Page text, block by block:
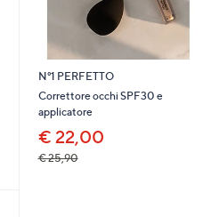
N°1 PERFETTO
Correttore occhi SPF30 e
applicatore
€ 22,00
€ 25,90